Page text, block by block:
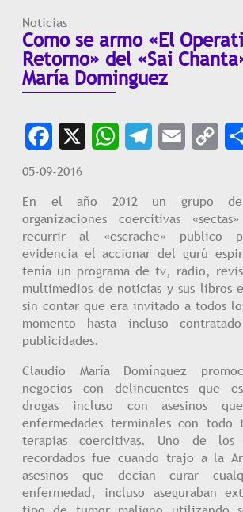
Noticias
Como se armo «El
Retorno» del «Sai
María Dominguez
Facebook
X
05-09-2016
En el año 2012 un grupo
organizaciones coercitivas
recurrir al «escrache» publico
evidencia el accionar del gurú
tenía un programa de tv, radio,
multimedios de noticias y sus libros
sin contar que era invitado a todos
momento hasta incluso
publicidades.
Claudio María Domínguez
negocios con delincuentes que
drogas incluso con asesinos
enfermedades terminales con todo
terapias coercitivas. Uno de los
recordados fue cuando trajo a la
asesinos que decian curar
enfermedad, incluso aseguraban